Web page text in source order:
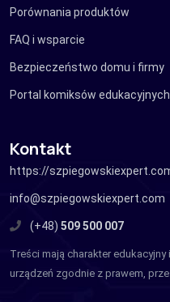
Porównania produktów
FAQ i wsparcie
Bezpieczeństwo domu i firmy
Portal komiksów edukacyjnych
Kontakt
https://
info@szpiegowskiexpert.com
(+48) 509 500 007
Treści mają charakter
urządzeń zgodnie z prawem,